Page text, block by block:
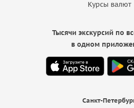
Курсы валют
Санкт-
Тысячи экскурсий по
в одном